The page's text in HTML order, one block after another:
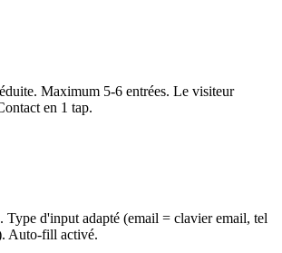
Maximum 5-6 entrées. Le visiteur
en 1 tap.
Type d'input adapté (email = clavier email, tel
Auto-fill activé.